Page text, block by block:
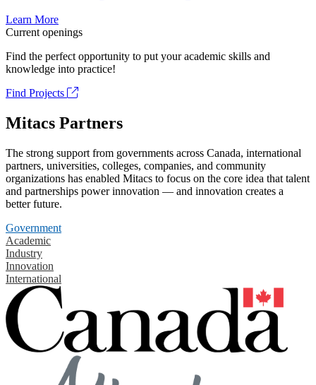
Learn More
Current openings
Find the perfect opportunity to put your academic skills and
knowledge into practice!
Find Projects
Mitacs Partners
The strong support from governments across Canada, international
partners, universities, colleges, companies, and community
organizations has enabled Mitacs to focus on the core idea that talent
and partnerships power innovation — and innovation creates a
better future.
Government
Academic
Industry
Innovation
International